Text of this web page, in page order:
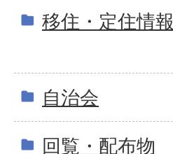
移住・定住情報
自治会
回覧・配布物